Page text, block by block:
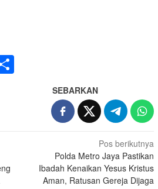
SEBARKAN
Pos berikutnya
Polda Metro Jaya Pastikan
Ibadah Kenaikan Yesus Kristus
Aman, Ratusan Gereja Dijaga